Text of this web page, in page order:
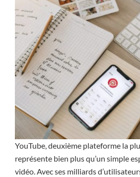
YouTube, deuxième plateforme la
représente bien plus qu’un simple
vidéo. Avec ses milliards